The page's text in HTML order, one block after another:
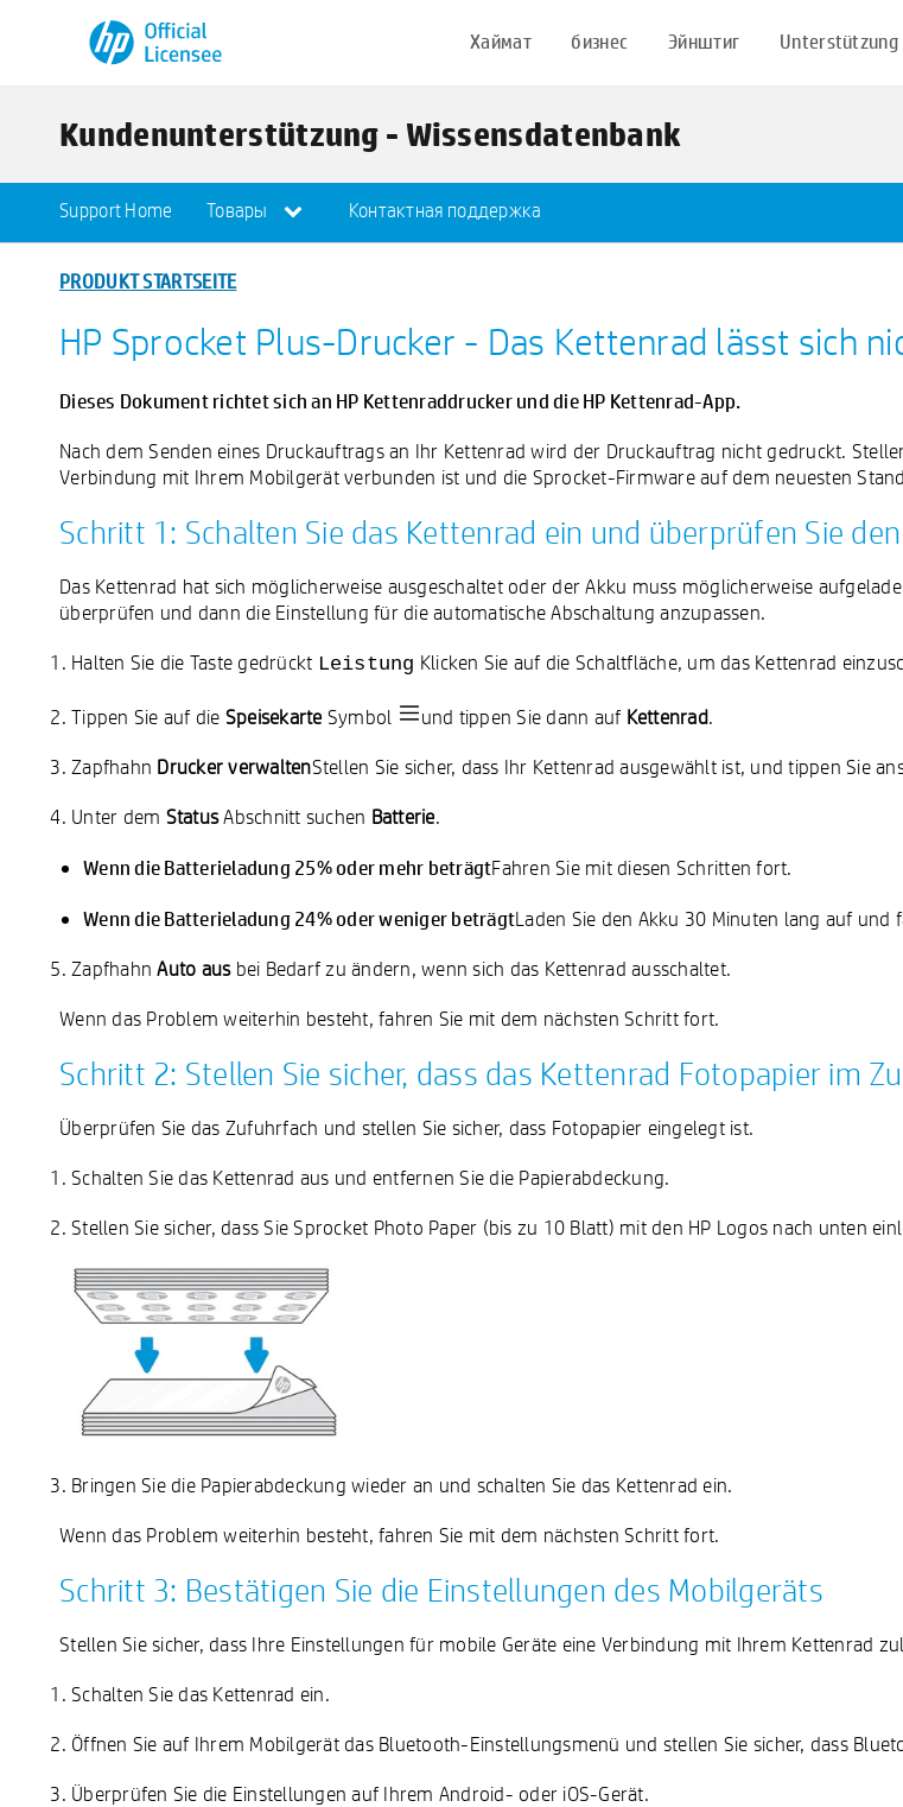
Хаймат бизнес Эйнштиг Unterstützung
Kundenunterstützung - Wissensdatenbank
Support Home Товары Контактная поддержка
PRODUKT STARTSEITE
HP Sprocket Plus-Drucker - Das Kettenrad lässt sich
Dieses Dokument richtet sich an HP Kettenraddrucker und die HP Kettenrad-App.
Nach dem Senden eines Druckauftrags an Ihr Kettenrad wird der Druckauftrag nicht gedruckt.
Verbindung mit Ihrem Mobilgerät verbunden ist und die Sprocket-Firmware auf dem neuesten
Schritt 1: Schalten Sie das Kettenrad ein und überprüfen Sie
Das Kettenrad hat sich möglicherweise ausgeschaltet oder der Akku muss möglicherweise
überprüfen und dann die Einstellung für die automatische Abschaltung anzupassen.
Halten Sie die Taste gedrückt Leistung Klicken Sie auf die Schaltfläche, um das Kettenrad
Tippen Sie auf die Speisekarte Symbol und tippen Sie dann auf Kettenrad.
Zapfhahn Drucker verwaltenStellen Sie sicher, dass Ihr Kettenrad ausgewählt ist, und tippen Sie
Unter dem StatusAbschnitt suchen Batterie.
Wenn die Batterieladung 25% oder mehr beträgtFahren Sie mit diesen Schritten fort.
Wenn die Batterieladung 24% oder weniger beträgtLaden Sie den Akku 30 Minuten lang auf
ZapfhahnAuto ausbei Bedarf zu ändern, wenn sich das Kettenrad ausschaltet.
Wenn das Problem weiterhin besteht, fahren Sie mit dem nächsten Schritt fort.
Schritt 2: Stellen Sie sicher, dass das Kettenrad Fotopapier im
Überprüfen Sie das Zufuhrfach und stellen Sie sicher, dass Fotopapier eingelegt ist.
Schalten Sie das Kettenrad aus und entfernen Sie die Papierabdeckung.
Stellen Sie sicher, dass Sie Sprocket Photo Paper (bis zu 10 Blatt) mit den HP Logos nach unten
Bringen Sie die Papierabdeckung wieder an und schalten Sie das Kettenrad ein.
Wenn das Problem weiterhin besteht, fahren Sie mit dem nächsten Schritt fort.
Schritt 3: Bestätigen Sie die Einstellungen des Mobilgeräts
Stellen Sie sicher, dass Ihre Einstellungen für mobile Geräte eine Verbindung mit Ihrem Kettenrad
Schalten Sie das Kettenrad ein.
Öffnen Sie auf Ihrem Mobilgerät das Bluetooth-Einstellungsmenü und stellen Sie sicher, dass
Überprüfen Sie die Einstellungen auf Ihrem Android- oder iOS-Gerät.